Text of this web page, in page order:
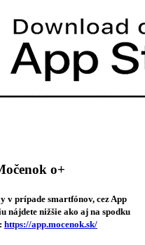
o+
v prípade smartfónov, cez App
nájdete nižšie ako aj na spodku
https://app.mocenok.sk/